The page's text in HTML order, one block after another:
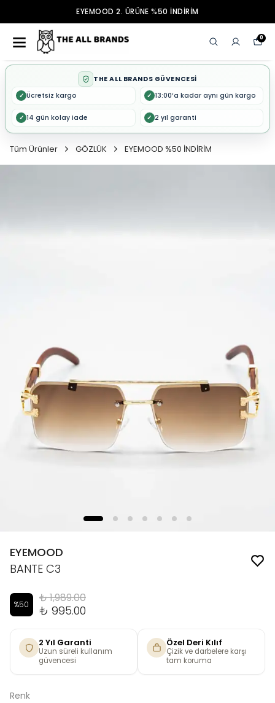
EYEMOOD 2. ÜRÜNE %50 İNDİRİM
0
THE ALL BRANDS GÜVENCESİ
✓ Ücretsiz kargo ✓ 13:00’a kadar aynı gün kargo
✓ 14 gün kolay iade ✓ 2 yıl garanti
Tüm Ürünler GÖZLÜK EYEMOOD %50 İNDİRİM
EYEMOOD
BANTE C3
%50 ₺ 1,989.00
₺ 995.00
2 Yıl Garanti
Uzun süreli kullanım
güvencesi
Özel Deri Kılıf
Çizik ve darbelere karşı
tam koruma
Renk